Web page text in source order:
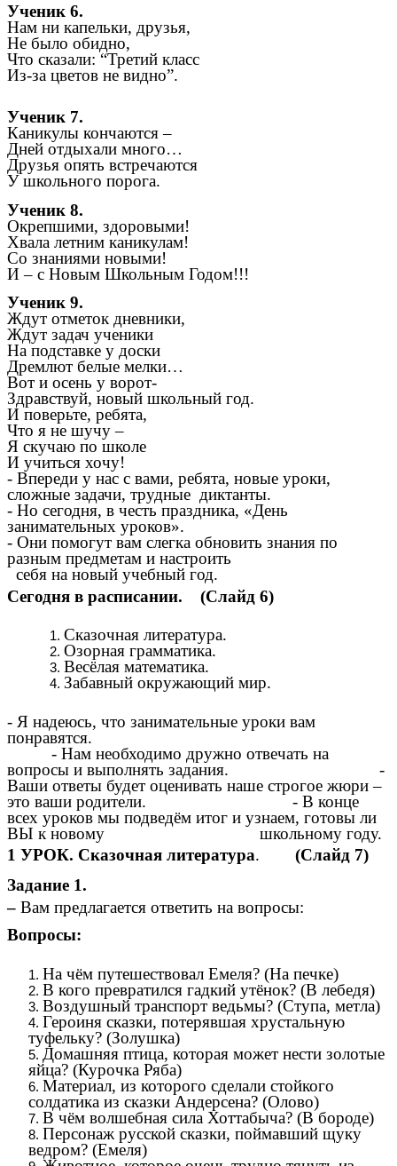
Ученик 6.
Нам ни капельки, друзья,
Не было обидно,
Что сказали: “Третий класс
Из-за цветов не видно”.
Ученик 7.
Каникулы кончаются –
Дней отдыхали много…
Друзья опять встречаются
У школьного порога.
Ученик 8.
Окрепшими, здоровыми!
Хвала летним каникулам!
Со знаниями новыми!
И – с Новым Школьным Годом!!!
Ученик 9.
Ждут отметок дневники,
Ждут задач ученики
На подставке у доски
Дремлют белые мелки…
Вот и осень у ворот-
Здравствуй, новый школьный год.
И поверьте, ребята,
Что я не шучу –
Я скучаю по школе
И учиться хочу!
- Впереди у нас с вами, ребята, новые уроки,
сложные задачи, трудные диктанты.
- Но сегодня, в честь праздника, «День
занимательных уроков».
- Они помогут вам слегка обновить знания по
разным предметам и настроить
себя на новый учебный год.
Сегодня в расписании. (Слайд 6)
Сказочная литература.
Озорная грамматика.
Весёлая математика.
Забавный окружающий мир.
- Я надеюсь, что занимательные уроки вам
понравятся.
- Нам необходимо дружно отвечать на
вопросы и выполнять задания. -
Ваши ответы будет оценивать наше строгое жюри –
это ваши родители. - В конце
всех уроков мы подведём итог и узнаем, готовы ли
ВЫ к новому школьному году.
1 УРОК. Сказочная литература. (Слайд 7)
Задание 1.
– Вам предлагается ответить на вопросы:
Вопросы:
На чём путешествовал Емеля? (На печке)
В кого превратился гадкий утёнок? (В лебедя)
Воздушный транспорт ведьмы? (Ступа, метла)
Героиня сказки, потерявшая хрустальную
туфельку? (Золушка)
Домашняя птица, которая может нести золотые
яйца? (Курочка Ряба)
Материал, из которого сделали стойкого
солдатика из сказки Андерсена? (Олово)
В чём волшебная сила Хоттабыча? (В бороде)
Персонаж русской сказки, поймавший щуку
ведром? (Емеля)